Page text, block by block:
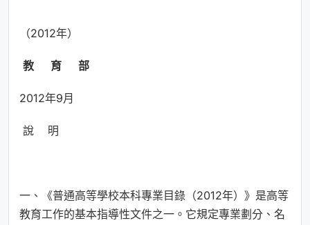
（2012年）
教 育 部
2012年9月
說 明
一、《普通高等學校本科專業目錄（2012年）》是高等
教育工作的基本指導性文件之一。它規定專業劃分、名